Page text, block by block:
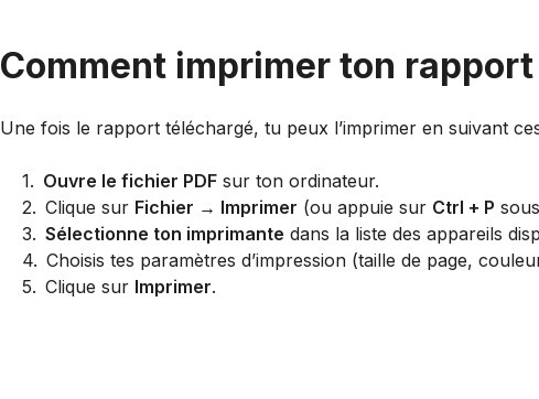
Comment imprimer ton rapport
Une fois le rapport téléchargé, tu peux l’imprimer en suivant
1. Ouvre le fichier PDF sur ton ordinateur.
2. Clique sur Fichier → Imprimer (ou appuie sur Ctrl + P
3. Sélectionne ton imprimante dans la liste des appareils
4. Choisis tes paramètres d’impression (taille de page,
5. Clique sur Imprimer.